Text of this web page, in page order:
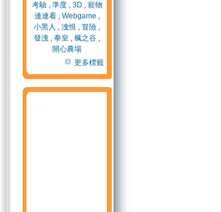
考驗, 準度, 3D , 寵物
連連看, Webgame ,
小黑人 , 洩恨 , 冒險 ,
發洩 , 拳皇 , 楓之谷 ,
開心農場
更多標籤